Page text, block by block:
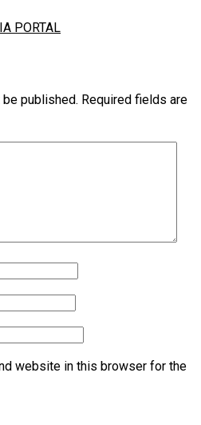
PORTAL
published. Required fields are
website in this browser for the